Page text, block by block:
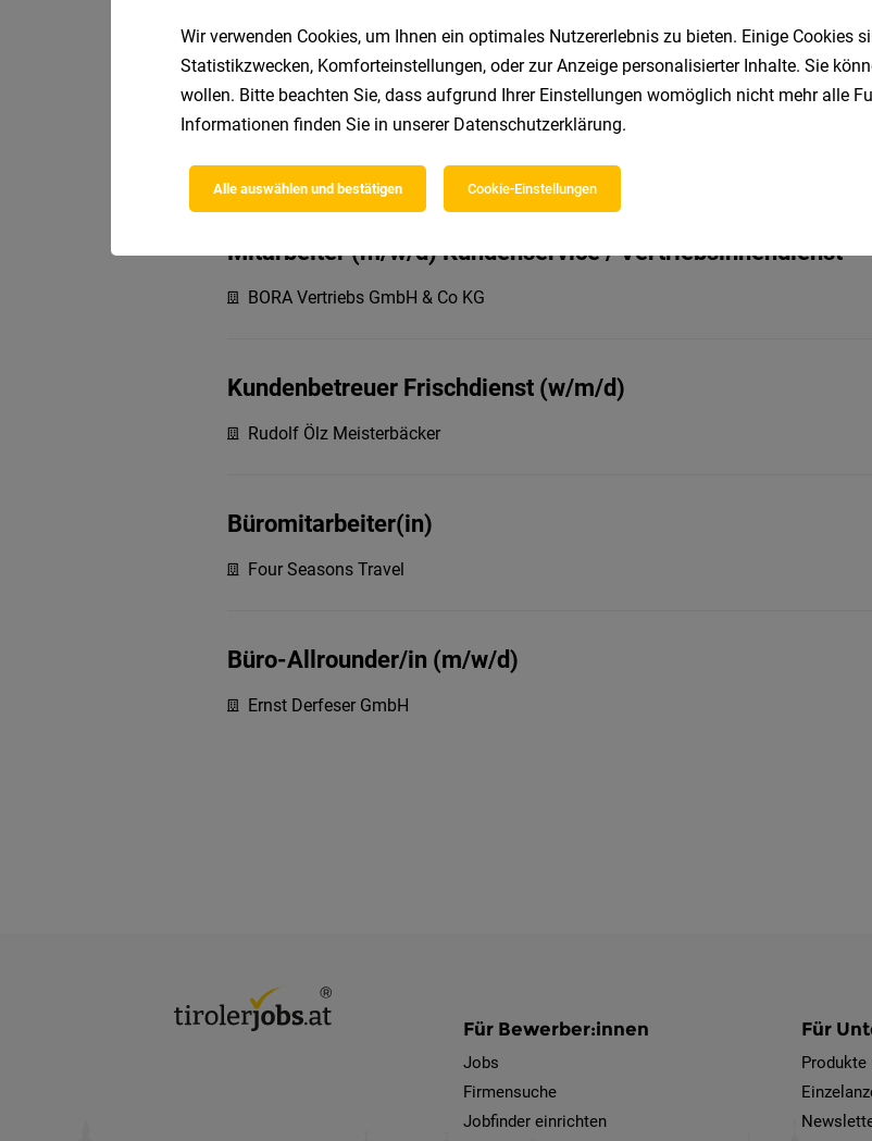
Ähnliche Jobs
Mitarbeiter:in internationaler Vertriebsinnendienst (m/w/d)
Exceedation Sales GmbH
Mitarbeiter (m/w/d) Kundenservice / Vertriebsinnendienst –
BORA Vertriebs GmbH & Co KG
Kundenbetreuer Frischdienst (w/m/d)
Rudolf Ölz Meisterbäcker
Büromitarbeiter(in)
Four Seasons Travel
Büro-Allrounder/in (m/w/d)
Ernst Derfeser GmbH
Für Bewerber:innen
Jobs
Firmensuche
Jobfinder einrichten
Für
Produkte
Wir verwenden Cookies, um Ihnen ein optimales Nutzererlebnis zu bieten. Einige Cookies
Statistikzwecken, Komforteinstellungen, oder zur Anzeige personalisierter Inhalte. Sie
wollen. Bitte beachten Sie, dass aufgrund Ihrer Einstellungen womöglich nicht mehr alle
Informationen finden Sie in unserer Datenschutzerklärung.
Alle auswählen und bestätigen Cookie-Einstellungen